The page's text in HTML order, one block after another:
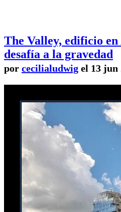
The Valley, edificio
desafía a la gravedad
por cecilialudwig el 13 jun